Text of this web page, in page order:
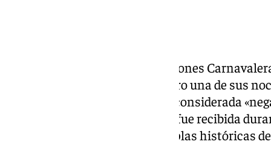
El Concurso Oficial de Agrupaciones
este pasado domingo 2 de febrero una de sus
participación de una chirigota considerada
, que fue recibida
cánticos de «echa el telón» y coplas históricas